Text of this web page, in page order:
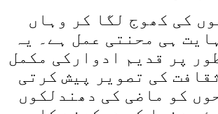
کی کھوج لگا کر وہاں
ہی محنتی عمل ہے۔ یہ
پر قدیم ادوارکی مکمل
کی تصویر پیش کرتی
کو ماضی کی دھندلکوں